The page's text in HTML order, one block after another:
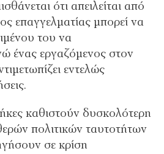
ότι απειλείται από
επαγγελµατίας µπορεί να
του να
ένας εργαζόµενος στον
εντελώς
καθιστούν δυσκολότερη
πολιτικών ταυτοτήτων
σε κρίση